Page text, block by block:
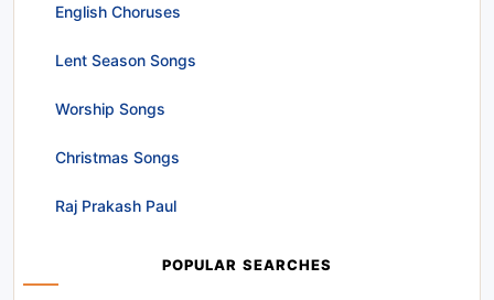
English Choruses
Lent Season Songs
Worship Songs
Christmas Songs
Raj Prakash Paul
POPULAR SEARCHES